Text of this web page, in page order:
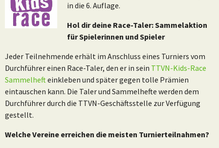
in die 6. Auflage.
Hol dir deine Race-Taler: Sammelaktion
für Spielerinnen und Spieler
Jeder Teilnehmende erhält im Anschluss eines Turniers vom
Durchführer einen Race-Taler, den er in sein TTVN-Kids-Race
Sammelhefteinkleben und später gegen tolle Prämien
eintauschen kann. Die Taler und Sammelhefte werden dem
Durchführer durch die TTVN-Geschäftsstelle zur Verfügung
gestellt.
Welche Vereine erreichen die meisten Turnierteilnahmen?